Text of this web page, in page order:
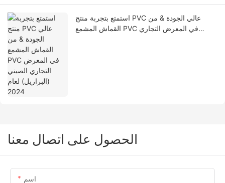
استمتع بتجربة منتج PVC عالي الجودة & من
القماش المشمع PVC في المعرض التجاري
الحصول على اتصال معنا
اسم